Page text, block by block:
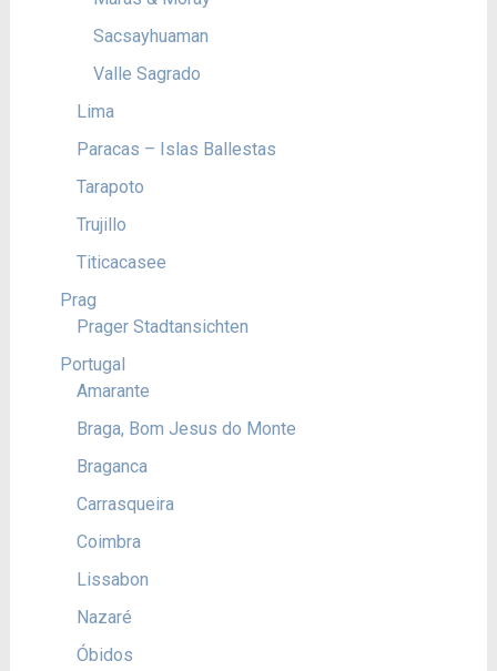
Sacsayhuaman
Valle Sagrado
Lima
Paracas – Islas Ballestas
Tarapoto
Trujillo
Titicacasee
Prag
Prager Stadtansichten
Portugal
Amarante
Braga, Bom Jesus do Monte
Braganca
Carrasqueira
Coimbra
Lissabon
Nazaré
Óbidos